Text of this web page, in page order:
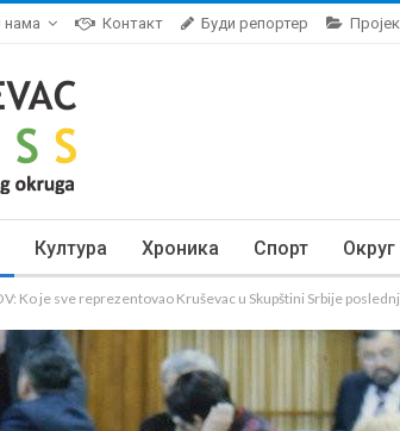
нама Контакт Буди репортер
Култура Хроника Спорт Округ
Ko je sve reprezentovao Kruševac u Skupštini Srbije